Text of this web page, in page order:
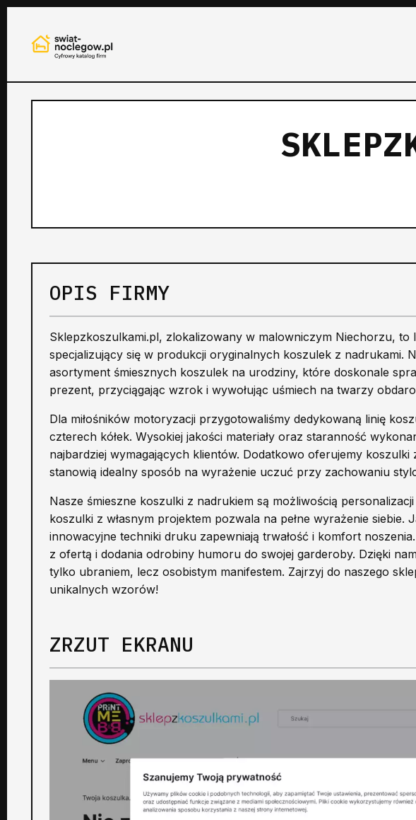
OPIS FIRMY
Sklepzkoszulkami.pl, zlokalizowany w malowniczym Niechorzu, to
specjalizujący się w produkcji oryginalnych koszulek z nadrukami.
asortyment śmiesznych koszulek na urodziny, które doskonale
prezent, przyciągając wzrok i wywołując uśmiech na twarzy
Dla miłośników motoryzacji przygotowaliśmy dedykowaną linię
czterech kółek. Wysokiej jakości materiały oraz staranność
najbardziej wymagających klientów. Dodatkowo oferujemy
stanowią idealny sposób na wyrażenie uczuć przy zachowaniu
Nasze śmieszne koszulki z nadrukiem są możliwością
koszulki z własnym projektem pozwala na pełne wyrażenie siebie.
innowacyjne techniki druku zapewniają trwałość i komfort
z ofertą i dodania odrobiny humoru do swojej garderoby. Dzięki
tylko ubraniem, lecz osobistym manifestem. Zajrzyj do naszego
unikalnych wzorów!
ZRZUT EKRANU